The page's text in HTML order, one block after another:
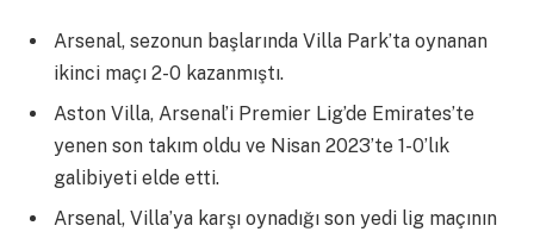
Arsenal, sezonun başlarında Villa Park’ta oynanan
ikinci maçı 2-0 kazanmıştı.
Aston Villa, Arsenal’i Premier Lig’de Emirates’te
yenen son takım oldu ve Nisan 2023’te 1-0’lık
galibiyeti elde etti.
Arsenal, Villa’ya karşı oynadığı son yedi lig maçının